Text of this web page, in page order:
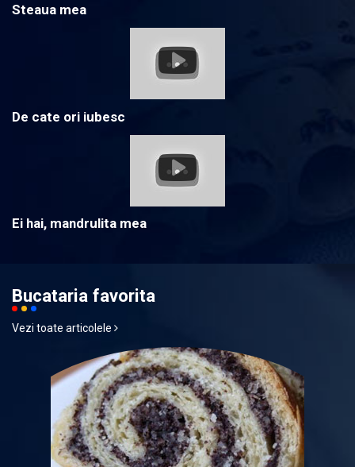
Steaua mea
De cate ori iubesc
Ei hai, mandrulita mea
Bucataria favorita
Vezi toate articolele